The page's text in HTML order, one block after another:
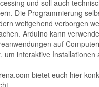
und soll auch
Die Programmierung
weitgehend verborgen
Arduino kann
auf
um interaktive
bietet euch hier